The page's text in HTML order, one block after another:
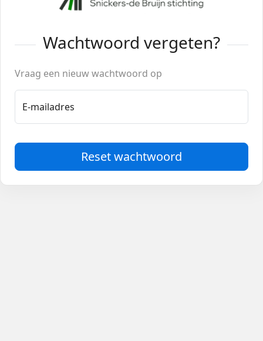
Wachtwoord vergeten?
Vraag een nieuw wachtwoord op
E-mailadres
Reset wachtwoord